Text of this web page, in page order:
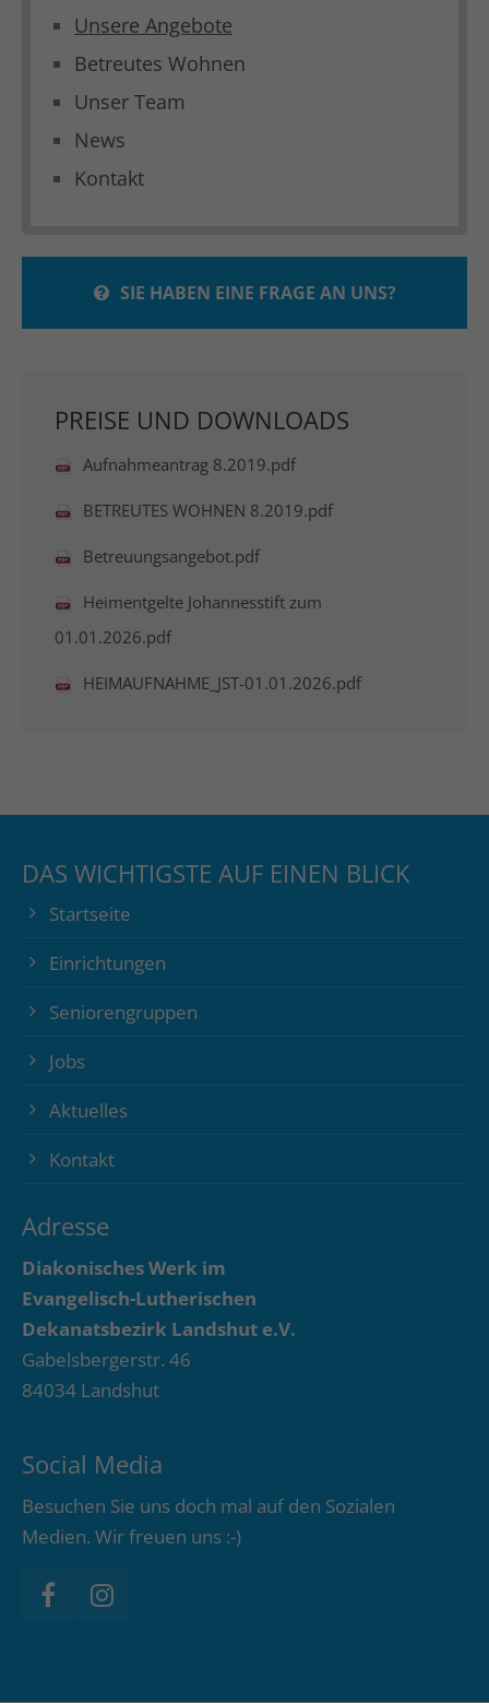
Unsere Angebote
Betreutes Wohnen
Unser Team
News
Kontakt
SIE HABEN EINE FRAGE AN UNS?
PREISE UND DOWNLOADS
Aufnahmeantrag 8.2019.pdf
BETREUTES WOHNEN 8.2019.pdf
Betreuungsangebot.pdf
Heimentgelte Johannesstift zum
01.01.2026.pdf
HEIMAUFNAHME_JST-01.01.2026.pdf
DAS WICHTIGSTE AUF EINEN BLICK
Startseite
Einrichtungen
Seniorengruppen
Jobs
Aktuelles
Kontakt
Adresse
Diakonisches Werk im
Evangelisch-Lutherischen
Dekanatsbezirk Landshut e.V.
Gabelsbergerstr. 46
84034 Landshut
Social Media
Besuchen Sie uns doch mal auf den Sozialen
Medien. Wir freuen uns :-)